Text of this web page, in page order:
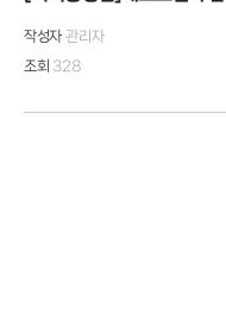
작성자 관리자
조회 328